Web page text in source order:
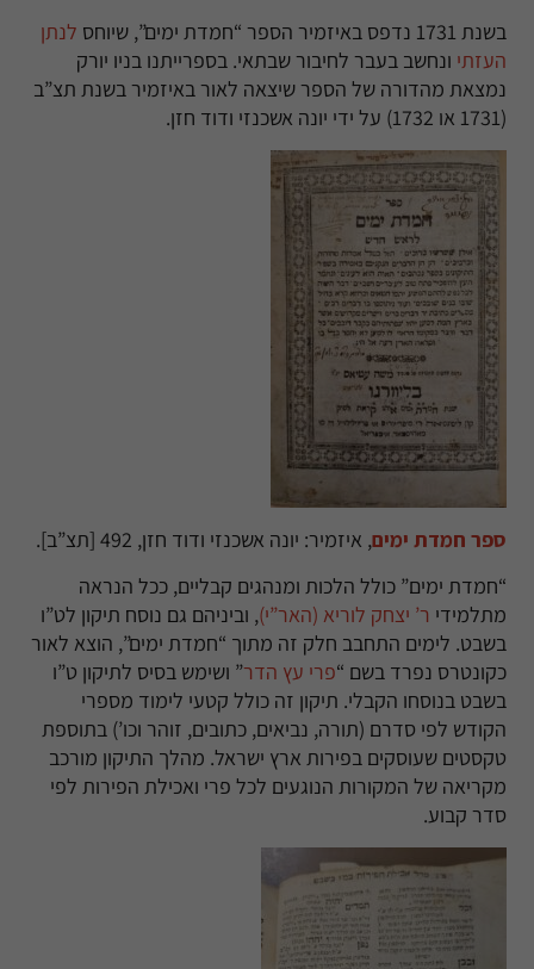
בשנת 1731 נדפס באיזמיר הספר “חמדת ימים”
, שיוחס לנתן
העזתי ונחשב בעבר לחיבור שבתאי. בספרייתנו בניו יורק
נמצאת מהדורה של הספר שיצאה לאור באיזמיר בשנת תצ”ב
(1731
או 1732) על ידי יונה אשכנזי ודוד חזן .
ספר חמדת ימים, איזמיר: יונה אשכנזי ודוד חזן, 492 [תצ”ב].
“חמדת ימים” כולל הלכות ומנהגים קבליים, ככל הנראה
מתלמידי ר’ יצחק לוריא (האר”י), וביניהם גם נוסח תיקון לט”ו
בשבט. לימים התחבב חלק זה מתוך “חמדת ימים”, הוצא לאור
כקונטרס נפרד בשם “פרי עץ הדר” ושימש בסיס לתיקון ט”ו
בשבט בנוסחו הקבלי. תיקון זה כולל קטעי לימוד מספרי
הקודש לפי סדרם (תורה, נביאים, כתובים, זוהר וכו’) בתוספת
טקסטים שעוסקים בפירות ארץ ישראל. מהלך התיקון מורכב
מקריאה של המקורות הנוגעים לכל פרי ואכילת הפירות לפי
סדר קבוע.